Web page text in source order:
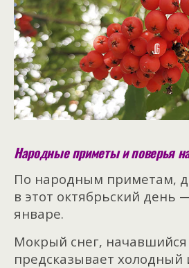
Народные приметы и поверья
По народным приметам,
в этот октябрьский день
январе.
Мокрый снег, начавшийся
предсказывает